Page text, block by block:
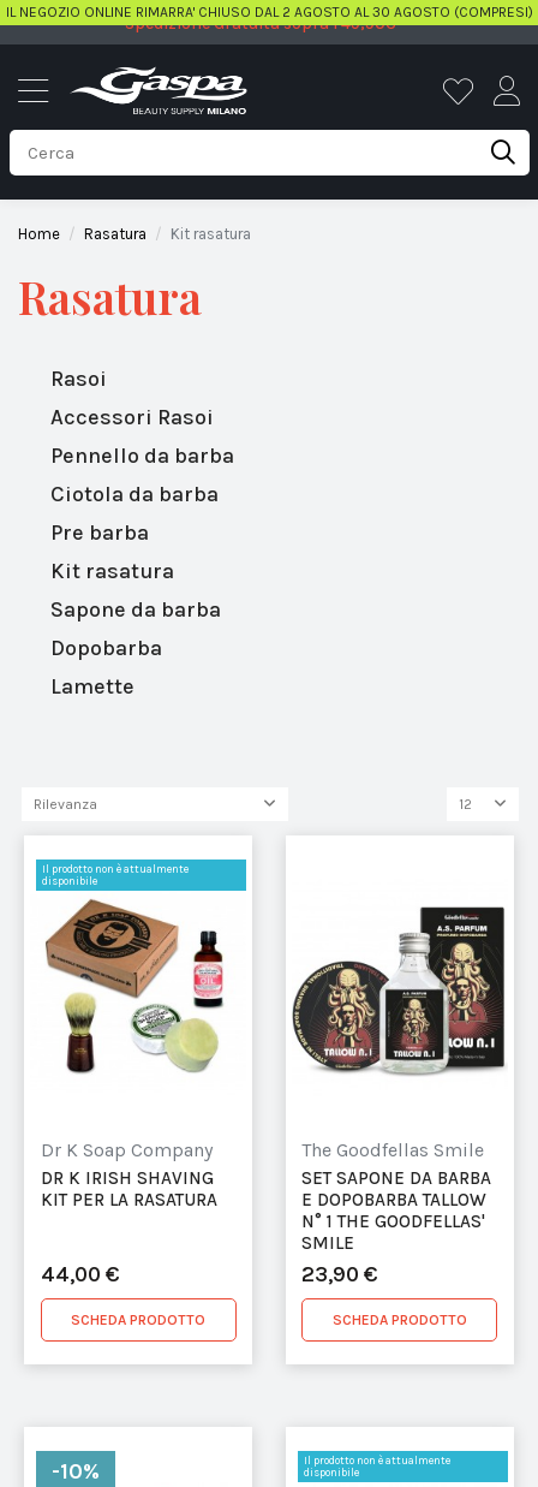
IL NEGOZIO ONLINE RIMARRA' CHIUSO DAL 2 AGOSTO AL 30 AGOSTO (COMPRESI)
Spedizione Gratuita sopra i 49,90€
Home Rasatura Kit rasatura
Rilevanza 12
Il prodotto non è attualmente
disponibile
Dr K Soap Company
DR K IRISH SHAVING
KIT PER LA RASATURA
44,00 €
SCHEDA PRODOTTO
The Goodfellas Smile
SET SAPONE DA BARBA
E DOPOBARBA TALLOW
N° 1 THE GOODFELLAS'
SMILE
23,90 €
SCHEDA PRODOTTO
-10%
Il prodotto non è attualmente
disponibile
Rasatura
Rasoi
Accessori Rasoi
Pennello da barba
Ciotola da barba
Pre barba
Kit rasatura
Sapone da barba
Dopobarba
Lamette